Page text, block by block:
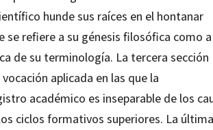
hunde sus raíces en el hontanar
se refiere a su génesis filosófica como
de su terminología. La tercera sección
aplicada en las que la
académico es inseparable de los
ciclos formativos superiores. La última